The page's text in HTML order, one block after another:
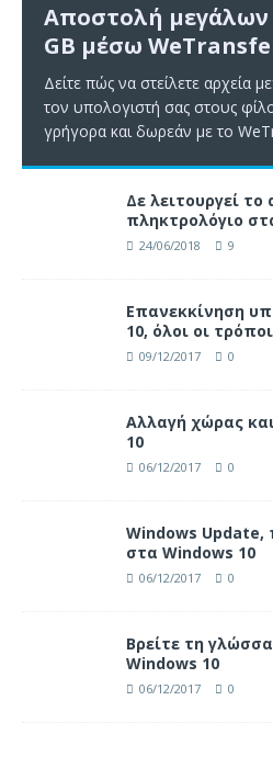
Αποστολή μεγάλων
GB μέσω
Δείτε πώς να στείλετε αρχεία
τον υπολογιστή σας στους
γρήγορα και δωρεάν με το
Δε λειτουργεί το
πληκτρολόγιο
24/06/2018 9
Επανεκκίνηση
10, όλοι οι τρόποι
09/12/2017 0
Αλλαγή χώρας
10
06/12/2017 0
Windows Update,
στα Windows 10
06/12/2017 0
Βρείτε τη
Windows 10
06/12/2017 0